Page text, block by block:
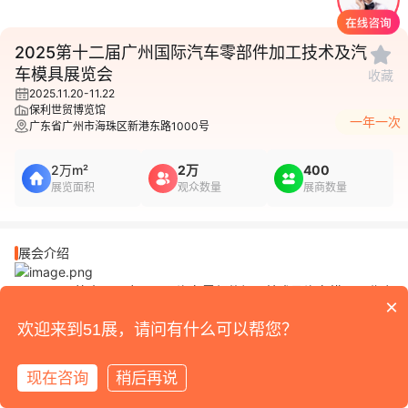
1/2
2025第十二届广州国际汽车零部件加工技术及汽
车模具展览会
收藏
2025.11.20-11.22
保利世贸博览馆
广东省广州市海珠区新港东路1000号
一年一次
2万m²
展览面积
2万
观众数量
400
展商数量
展会介绍
2025 第十二届广州国际汽车零部件加工技术及汽车模具展览会
22日在广州保利世贸博览馆举办！AUTO TECH 2025 汽车零部件
商，同期论坛网罗时下热门议题，集中展示了汽车精密部件（包括
各类汽车铝、镁、锌、铜合金压铸件、塑料件、精密铸件、分动器
×
欢迎来到51展，请问有什么可以帮您？
现在咨询 稍后再说